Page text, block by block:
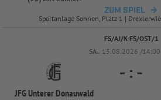
ZUM SPIEL
Sportanlage Sonnen, Platz 1 |
FS/AJ/K-FS/OST/1
SA.. 15.08.2026 /
JFG Unterer Donauwald
- : -